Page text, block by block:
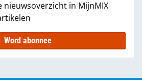
nieuwsoverzicht in MijnMIX
Word abonnee